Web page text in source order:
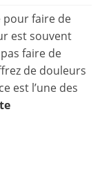
pour faire de
est souvent
faire de
de douleurs
est l’une des